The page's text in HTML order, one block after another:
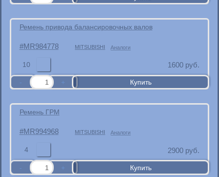
Ремень привода балансировочных валов
MR984778 MITSUBISHI Аналоги
10 1600 руб.
Ремень ГРМ
MR994968 MITSUBISHI Аналоги
4 2900 руб.